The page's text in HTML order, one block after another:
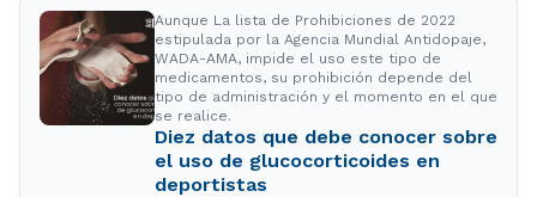
Aunque La lista de Prohibiciones de 2022
estipulada por la Agencia Mundial Antidopaje,
WADA-AMA, impide el uso este tipo de
medicamentos, su prohibición depende del
tipo de administración y el momento en el que
se realice.
Diez datos que debe conocer sobre
el uso de glucocorticoides en
deportistas